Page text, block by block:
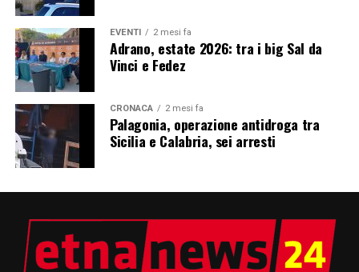
EVENTI 2 mesi fa
Adrano, estate 2026: tra i big Sal da
Vinci e Fedez
CRONACA 2 mesi fa
Palagonia, operazione antidroga tra
Sicilia e Calabria, sei arresti